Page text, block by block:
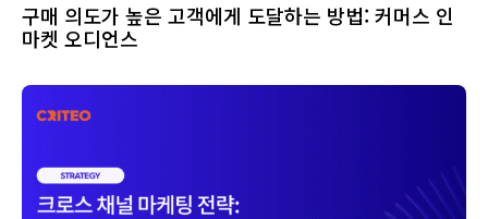
구매 의도가 높은 고객에게 도달하는 방법: 커머스 인
마켓 오디언스